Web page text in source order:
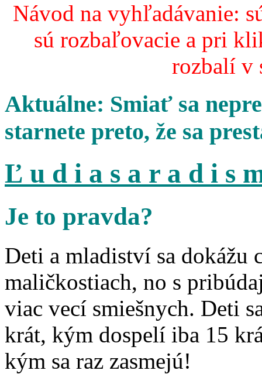
Návod na vyhľadávanie:
sú rozbaľovacie a pri
rozbalí v
Aktuálne: Smiať sa
starnete preto, že sa
Ľ u d i a s a r a d i s
Je to pravda?
Deti a mladiství sa dokážu
maličkostiach, no s
viac vecí smiešnych. Deti
krát, kým dospelí iba 15
kým sa raz zasmejú!